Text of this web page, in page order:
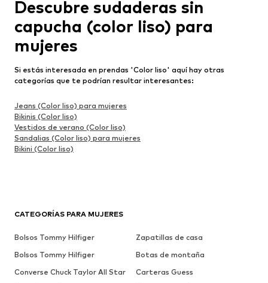
CATEGORÍAS PARA MUJERES
Bolsos Tommy Hilfiger
Zapatillas de casa
Bolsos Tommy Hilfiger
Botas de montaña
Converse Chuck Taylor All Star
Carteras Guess
Descubre sudaderas sin
capucha (color liso) para
mujeres
Si estás interesada en prendas 'Color liso' aquí hay otras
categorías que te podrían resultar interesantes:
Jeans (Color liso) para mujeres
Bikinis (Color liso)
Vestidos de verano (Color liso)
Sandalias (Color liso) para mujeres
Bikini (Color liso)